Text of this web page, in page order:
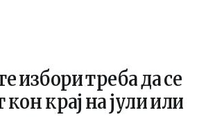
избори треба да се
крај на јули или